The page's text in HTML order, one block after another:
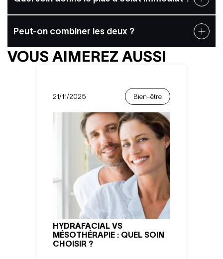
VOUS AIMEREZ AUSSI
21/11/2025 Bien-être
HYDRAFACIAL VS
MÉSOTHÉRAPIE : QUEL SOIN
CHOISIR ?
Peut‑on combiner les deux ?